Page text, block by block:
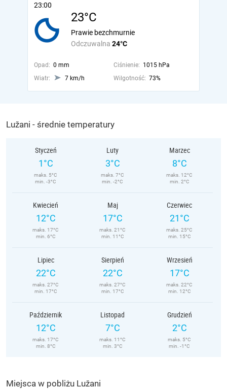
23:00
23°C
Odczuwalna 24°C
Prawie bezchmurnie
Opad: 0 mm Ciśnienie: 1015 hPa
Wiatr:
7 km/h Wilgotność: 73%
Lužani - średnie temperatury
Styczeń
1°C
maks. 5°C
min. -3°C
Luty
3°C
maks. 7°C
min. -2°C
Marzec
8°C
maks. 12°C
min. 2°C
Kwiecień
12°C
maks. 17°C
min. 6°C
Maj
17°C
maks. 21°C
min. 11°C
Czerwiec
21°C
maks. 25°C
min. 15°C
Lipiec
22°C
maks. 27°C
min. 17°C
Sierpień
22°C
maks. 27°C
min. 17°C
Wrzesień
17°C
maks. 22°C
min. 12°C
Październik
12°C
maks. 17°C
min. 8°C
Listopad
7°C
maks. 11°C
min. 3°C
Grudzień
2°C
maks. 5°C
min. -1°C
Miejsca w pobliżu Lužani